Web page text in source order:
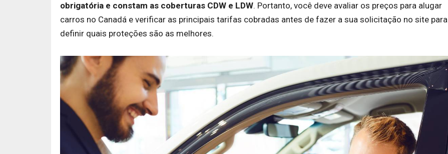
obrigatória e constam as coberturas CDW e LDW. Portanto, você deve avaliar os preços para alugar
carros no Canadá e verificar as principais tarifas cobradas antes de fazer a sua solicitação no site para
definir quais proteções são as melhores.